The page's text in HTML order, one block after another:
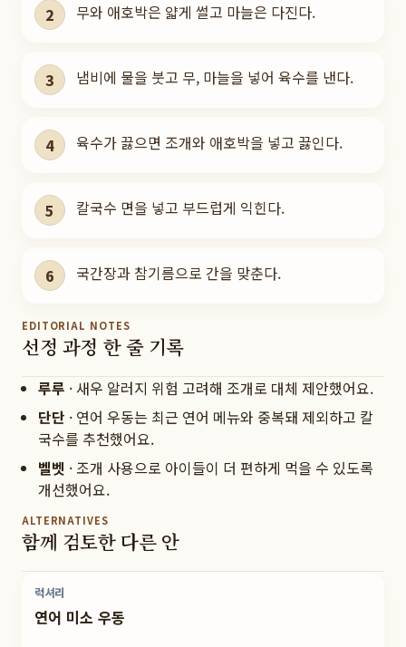
2 무와 애호박은 얇게 썰고 마늘은 다진다.
3 냄비에 물을 붓고 무, 마늘을 넣어 육수를 낸다.
4 육수가 끓으면 조개와 애호박을 넣고 끓인다.
5 칼국수 면을 넣고 부드럽게 익힌다.
6 국간장과 참기름으로 간을 맞춘다.
EDITORIAL NOTES
선정 과정 한 줄 기록
루루 ·새우 알러지 위험 고려해 조개로 대체 제안했어요.
단단 · 연어 우동는 최근 연어 메뉴와 중복돼 제외하고 칼
국수를 추천했어요.
벨벳 · 조개 사용으로 아이들이 더 편하게 먹을 수 있도록
개선했어요.
ALTERNATIVES
함께 검토한 다른 안
럭셔리
연어 미소 우동